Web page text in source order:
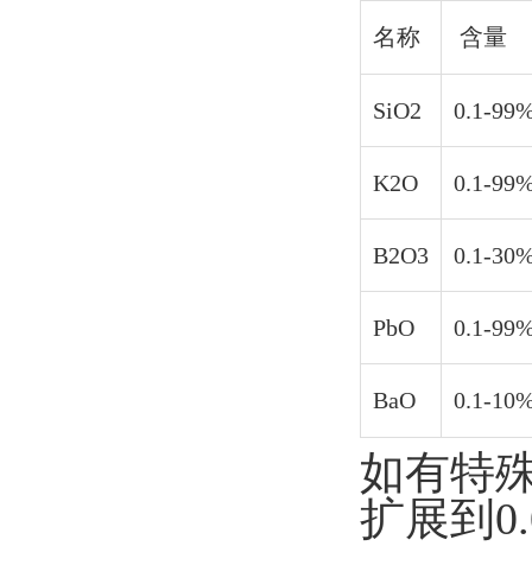
名称 含量
SiO2 0.1-
K2O 0.1-
B2O3 0.1-
PbO 0.1-
BaO 0.1-
如有特
扩展到